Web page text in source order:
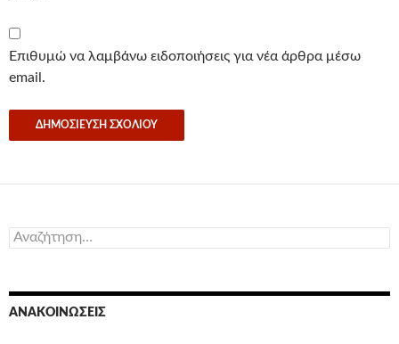
Επιθυμώ να λαμβάνω ειδοποιήσεις για νέα άρθρα μέσω
email.
Αναζήτηση
για:
ΑΝΑΚΟΙΝΏΣΕΙΣ